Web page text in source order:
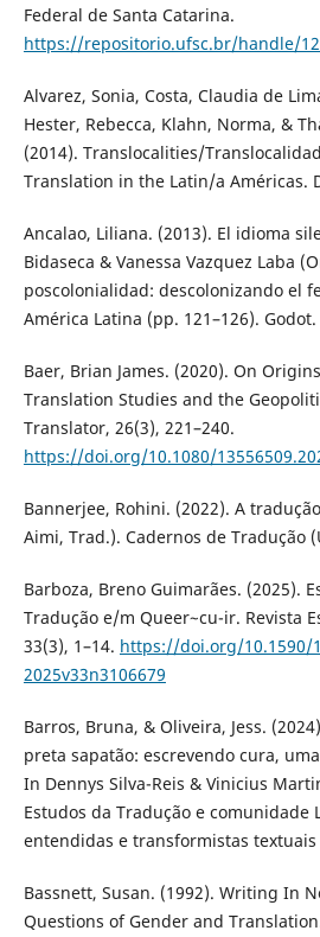
Federal de Santa Catarina.
https://repositorio.ufsc.br/handle/
Alvarez, Sonia, Costa, Claudia de
Hester, Rebecca, Klahn, Norma, &
(2014). Translocalities/
Translation in the Latin/a Américas.
Ancalao, Liliana. (2013). El idioma
Bidaseca & Vanessa Vazquez Laba
poscolonialidad: descolonizando el
América Latina (pp. 121–126). Godot.
Baer, Brian James. (2020). On
Translation Studies and the
Translator, 26(3), 221–240.
https://doi.org/10.1080/
Bannerjee, Rohini. (2022). A
Aimi, Trad.). Cadernos de Tradução
Barboza, Breno Guimarães. (2025).
Tradução e/m Queer~cu-ir. Revista
33(3), 1–14. https://doi.org/10.1590/
2025v33n3106679
Barros, Bruna, & Oliveira, Jess.
preta sapatão: escrevendo cura,
In Dennys Silva-Reis & Vinicius
Estudos da Tradução e comunidade
entendidas e transformistas textuais
Bassnett, Susan. (1992). Writing In
Questions of Gender and